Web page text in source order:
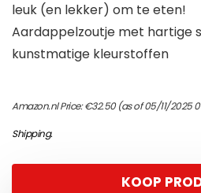
leuk (en lekker) om te eten!
Aardappelzoutje met hartige
kunstmatige kleurstoffen
Amazon.nl Price:€32.50(as of 05/11/2025
Shipping.
KOOP